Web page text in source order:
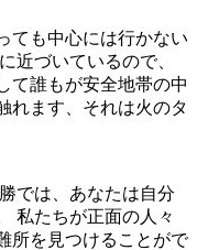
ても中心には行かない
近づいているので、
て誰もが安全地帯の中
れます、それは火のタ
では、あなたは自分
私たちが正面の人々
所を見つけることがで